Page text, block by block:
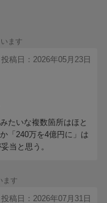
日経マネー、田端大学
フェアなど出演・登壇
ます
投稿日：2026年05月23日
たいな複数箇所はほと
「240万を4億円に」は
当と思う。
ます
投稿日：2026年07月31日